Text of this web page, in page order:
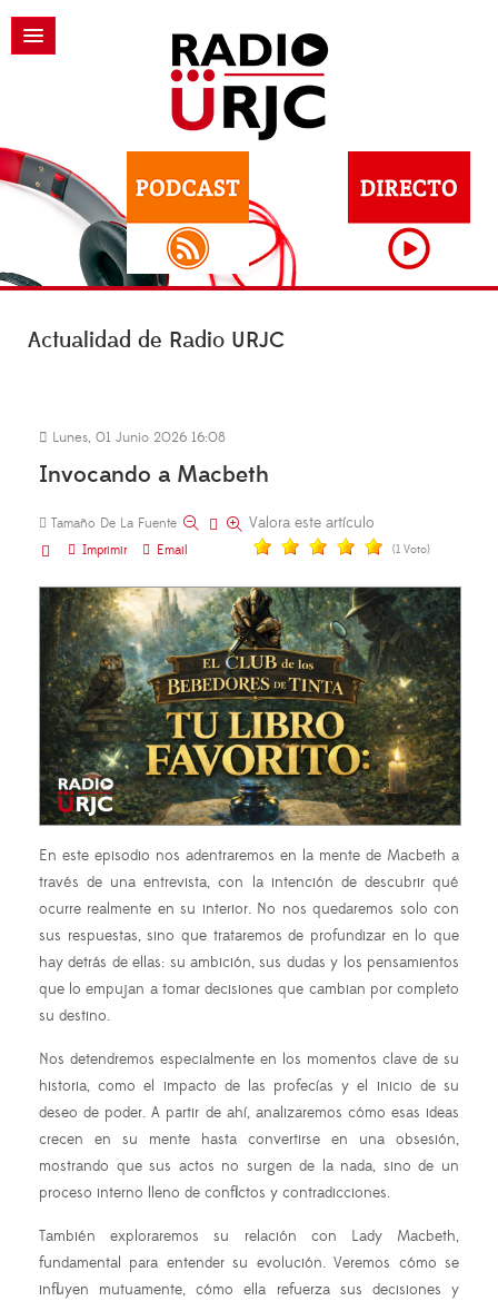
Actualidad de Radio URJC
Lunes, 01 Junio 2026 16:08
Invocando a Macbeth
Tamaño De La Fuente
Imprimir
Email
Valora este artículo
(1 Voto)
En este episodio nos adentraremos en la mente de Macbeth a
través de una entrevista, con la intención de descubrir qué
ocurre realmente en su interior. No nos quedaremos solo con
sus respuestas, sino que trataremos de profundizar en lo que
hay detrás de ellas: su ambición, sus dudas y los pensamientos
que lo empujan a tomar decisiones que cambian por completo
su destino.
Nos detendremos especialmente en los momentos clave de su
historia, como el impacto de las profecías y el inicio de su
deseo de poder. A partir de ahí, analizaremos cómo esas ideas
crecen en su mente hasta convertirse en una obsesión,
mostrando que sus actos no surgen de la nada, sino de un
proceso interno lleno de conflictos y contradicciones.
También exploraremos su relación con Lady Macbeth,
fundamental para entender su evolución. Veremos cómo se
influyen mutuamente, cómo ella refuerza sus decisiones y